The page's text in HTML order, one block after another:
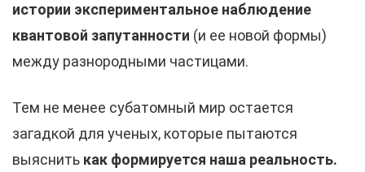
истории экспериментальное наблюдение
квантовой запутанности (и ее новой формы)
между разнородными частицами.
Тем не менее субатомный мир остается
загадкой для ученых, которые пытаются
выяснить как формируется наша реальность.